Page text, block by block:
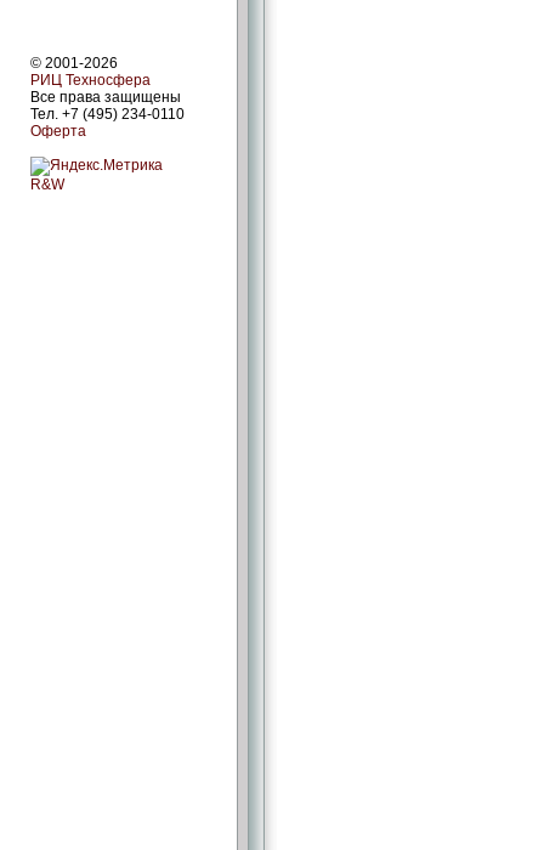
© 2001-2026
РИЦ Техносфера
Все права защищены
Тел. +7 (495) 234-0110
Оферта
R&W